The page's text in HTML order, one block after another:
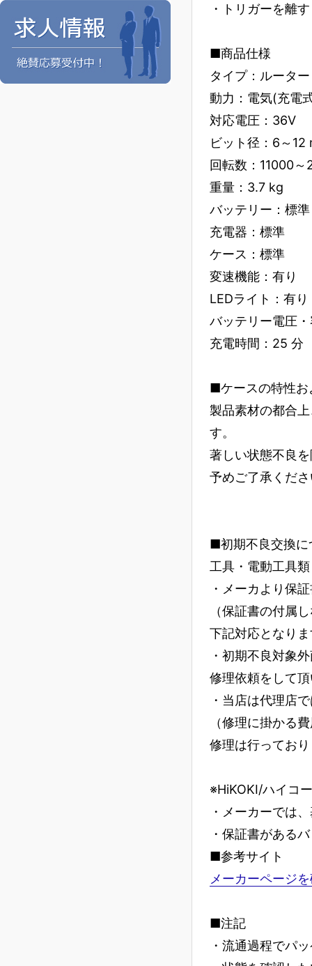
・トリガーを離
■商品仕様
タイプ：ルーター
動力：電気(充電
対応電圧：36V
ビット径：6～12
回転数：11000
重量：3.7 kg
バッテリー：標準
充電器：標準
ケース：標準
変速機能：有り
LEDライト：有り
バッテリー電圧
充電時間：25 分
■ケースの特性お
製品素材の都合
す。
著しい状態不良
予めご了承くだ
■初期不良交換に
工具・電動工具
・メーカより保
（保証書の付属
下記対応となり
・初期不良対象
修理依頼をして
・当店は代理店
（修理に掛かる
修理は行ってお
※HiKOKI/ハイコ
・メーカーでは
・保証書がある
■参考サイト
メーカーページ
■注記
・流通過程でパ